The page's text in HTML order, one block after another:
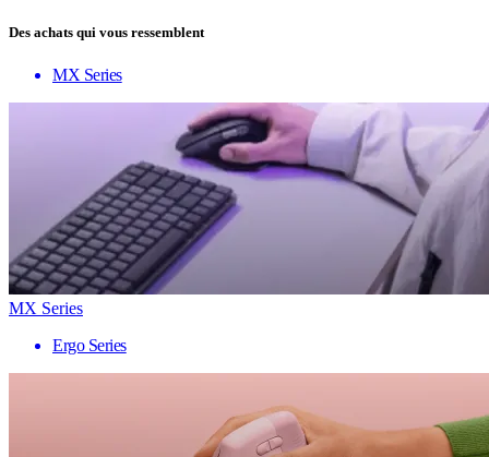
Des achats qui vous ressemblent
MX Series
MX Series
Ergo Series